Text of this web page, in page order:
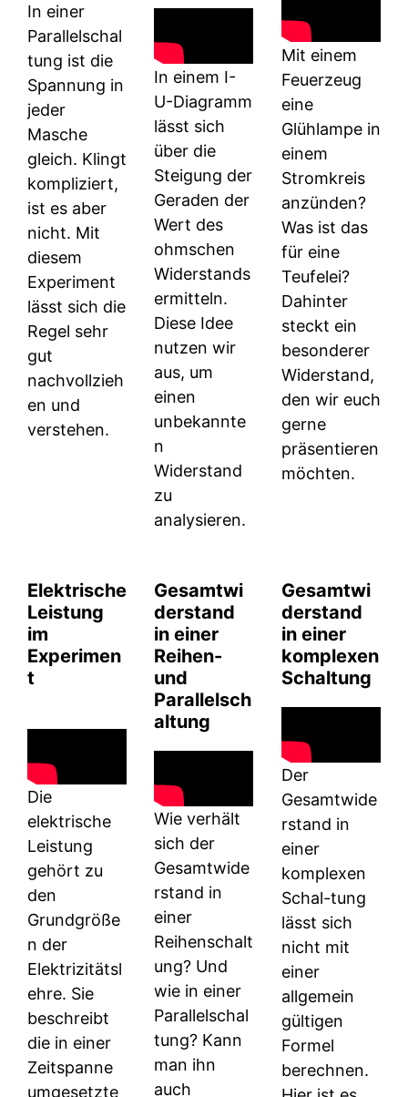
In einer
Parallelschal
tung ist die
Spannung in
jeder
Masche
gleich. Klingt
kompliziert,
ist es aber
nicht. Mit
diesem
Experiment
lässt sich die
Regel sehr
gut
nachvollzieh
en und
verstehen.
In einem I-
U-Diagramm
lässt sich
über die
Steigung der
Geraden der
Wert des
ohmschen
Widerstands
ermitteln.
Diese Idee
nutzen wir
aus, um
einen
unbekannte
n
Widerstand
zu
analysieren.
Mit einem
Feuerzeug
eine
Glühlampe in
einem
Stromkreis
anzünden?
Was ist das
für eine
Teufelei?
Dahinter
steckt ein
besonderer
Widerstand,
den wir euch
gerne
präsentieren
möchten.
Elektrische
Leistung
im
Experimen
t
Die
elektrische
Leistung
gehört zu
den
Grundgröße
n der
Elektrizitätsl
ehre. Sie
beschreibt
die in einer
Zeitspanne
umgesetzte
Gesamtwi
derstand
in einer
Reihen-
und
Parallelsch
altung
Wie verhält
sich der
Gesamtwide
rstand in
einer
Reihenschalt
ung? Und
wie in einer
Parallelschal
tung? Kann
man ihn
auch
Gesamtwi
derstand
in einer
komplexen
Schaltung
Der
Gesamtwide
rstand in
einer
komplexen
Schal-tung
lässt sich
nicht mit
einer
allgemein
gültigen
Formel
berechnen.